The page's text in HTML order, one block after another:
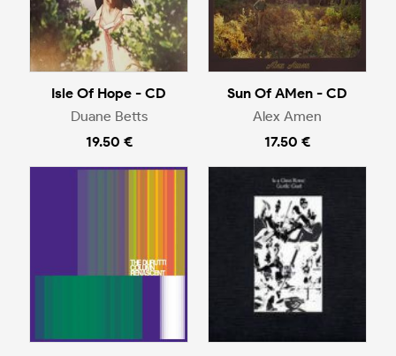
Isle Of Hope - CD
Duane Betts
19.50 €
Sun Of AMen - CD
Alex Amen
17.50 €